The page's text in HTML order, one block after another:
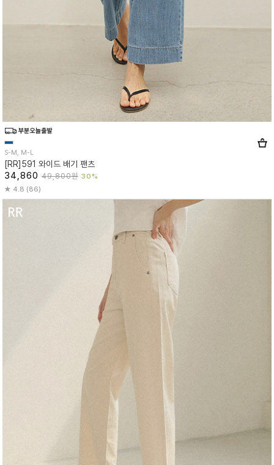
S-M, M-L
[RR]591 와이드 배기 팬츠
34,860 49,800원 30%
4.8 (86)